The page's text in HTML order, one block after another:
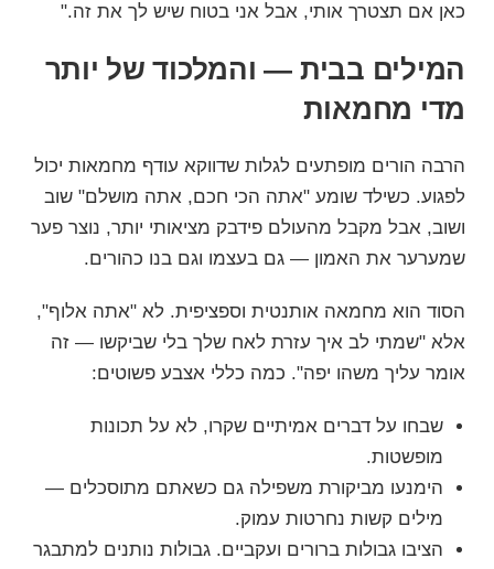
כאן אם תצטרך אותי, אבל אני בטוח שיש לך את זה."
המילים בבית — והמלכוד של יותר
מדי מחמאות
הרבה הורים מופתעים לגלות שדווקא עודף מחמאות יכול
לפגוע. כשילד שומע "אתה הכי חכם, אתה מושלם" שוב
ושוב, אבל מקבל מהעולם פידבק מציאותי יותר, נוצר פער
שמערער את האמון — גם בעצמו וגם בנו כהורים.
הסוד הוא מחמאה אותנטית וספציפית. לא "אתה אלוף",
אלא "שמתי לב איך עזרת לאח שלך בלי שביקשו — זה
אומר עליך משהו יפה". כמה כללי אצבע פשוטים:
שבחו על דברים אמיתיים שקרו, לא על תכונות
מופשטות.
הימנעו מביקורת משפילה גם כשאתם מתוסכלים —
מילים קשות נחרטות עמוק.
הציבו גבולות ברורים ועקביים. גבולות נותנים למתבגר